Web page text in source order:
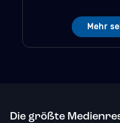
Mehr
Die größte